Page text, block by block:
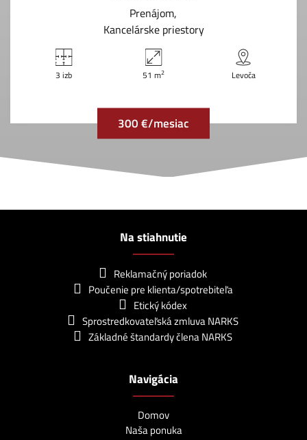
Prenájom
Kancelárske priestory
3 izb 51 m2 Levoča
300 €/mesiac
Na stiahnutie
Reklamačný poriadok
Poučenie pre klienta/spotrebiteľa
Etický kódex
Sprostredkovateľská zmluva NARKS
Základné štandardy člena NARKS
Navigácia
Domov
Naša ponuka